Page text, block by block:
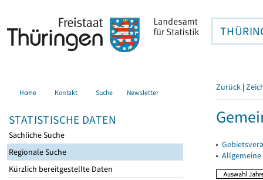
Home Kontakt Suche Newsletter
STATISTISCHE DATEN
Sachliche Suche
Regionale Suche
Kürzlich bereitgestellte Daten
Zurück |
▸
▸